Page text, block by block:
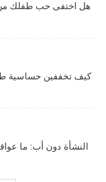
هل اختفى حب طفلك من
كيف تخففين حساسية
النشأة دون أب: ما